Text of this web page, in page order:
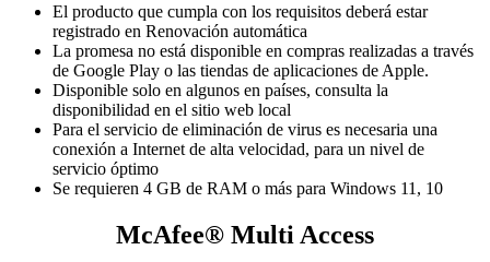
El producto que cumpla con los requisitos deberá estar
registrado en Renovación automática
La promesa no está disponible en compras realizadas a través
de Google Play o las tiendas de aplicaciones de Apple.
Disponible solo en algunos en países, consulta la
disponibilidad en el sitio web local
Para el servicio de eliminación de virus es necesaria una
conexión a Internet de alta velocidad, para un nivel de
servicio óptimo
Se requieren 4 GB de RAM o más para Windows 11, 10
McAfee® Multi Access